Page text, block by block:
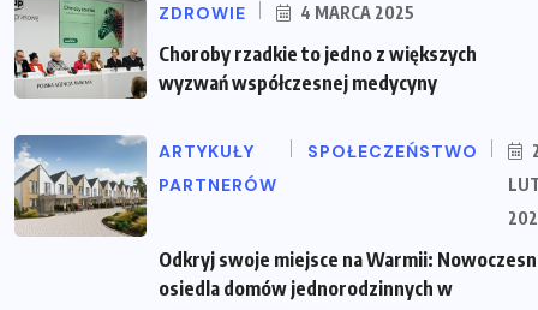
ZDROWIE 4 MARCA 2025
Choroby rzadkie to jedno z większych
wyzwań współczesnej medycyny
ARTYKUŁY
PARTNERÓW
SPOŁECZEŃSTWO
Odkryj swoje miejsce na Warmii:
osiedla domów jednorodzinnych w